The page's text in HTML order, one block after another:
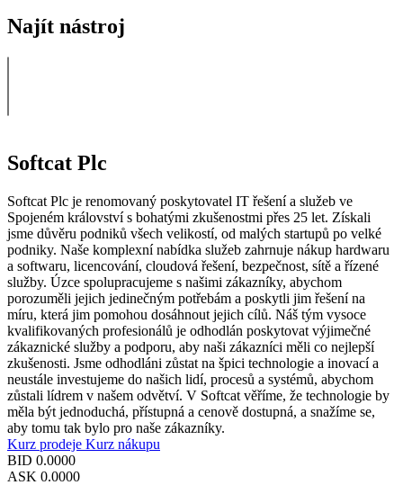
Najít nástroj
Softcat Plc
Softcat Plc je renomovaný poskytovatel IT řešení a služeb ve
Spojeném království s bohatými zkušenostmi přes 25 let. Získali
jsme důvěru podniků všech velikostí, od malých startupů po velké
podniky. Naše komplexní nabídka služeb zahrnuje nákup hardwaru
a softwaru, licencování, cloudová řešení, bezpečnost, sítě a řízené
služby. Úzce spolupracujeme s našimi zákazníky, abychom
porozuměli jejich jedinečným potřebám a poskytli jim řešení na
míru, která jim pomohou dosáhnout jejich cílů. Náš tým vysoce
kvalifikovaných profesionálů je odhodlán poskytovat výjimečné
zákaznické služby a podporu, aby naši zákazníci měli co nejlepší
zkušenosti. Jsme odhodláni zůstat na špici technologie a inovací a
neustále investujeme do našich lidí, procesů a systémů, abychom
zůstali lídrem v našem odvětví. V Softcat věříme, že technologie by
měla být jednoduchá, přístupná a cenově dostupná, a snažíme se,
aby tomu tak bylo pro naše zákazníky.
Kurz prodeje Kurz nákupu
BID 0.0000
ASK 0.0000